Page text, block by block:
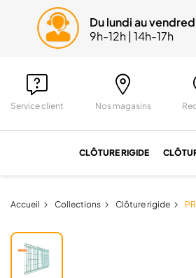
Du lundi au
9h-12h | 14h-17h
Nos magasins
Service client
CLÔTURE RIGIDE
Accueil Collections Clôture rigide